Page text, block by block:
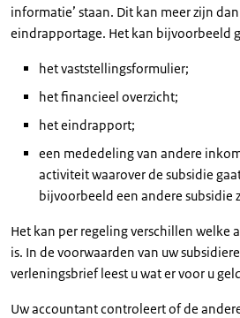
informatie’ staan. Dit kan meer zijn
eindrapportage. Het kan bijvoorbeeld
het vaststellingsformulier;
het financieel overzicht;
het eindrapport;
een mededeling van andere
activiteit waarover de subsidie
bijvoorbeeld een andere subsidie
Het kan per regeling verschillen welke
is. In de voorwaarden van uw
verleningsbrief leest u wat er voor u
Uw accountant controleert of de